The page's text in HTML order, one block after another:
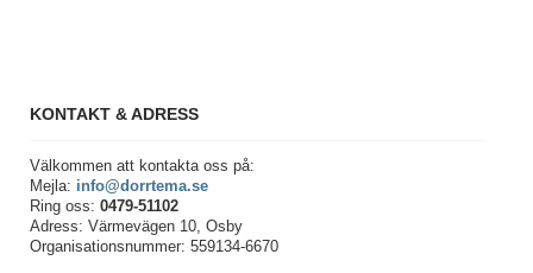
KONTAKT & ADRESS
Välkommen att kontakta oss på:
Mejla: info@dorrtema.se
Ring oss: 0479-51102
Adress: Värmevägen 10, Osby
Organisationsnummer: 559134-6670